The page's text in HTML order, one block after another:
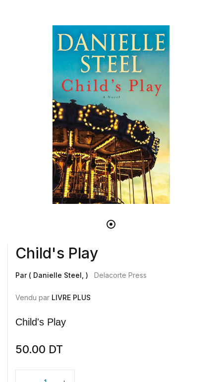
Child's Play
Par ( Danielle Steel, ) Delacorte Press
Vendu par LIVRE PLUS
Child's Play
50.00 DT